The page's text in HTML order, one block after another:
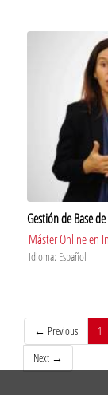
Gestión de Base
Máster Online en
Idioma: Español
← Previous 1
Next →